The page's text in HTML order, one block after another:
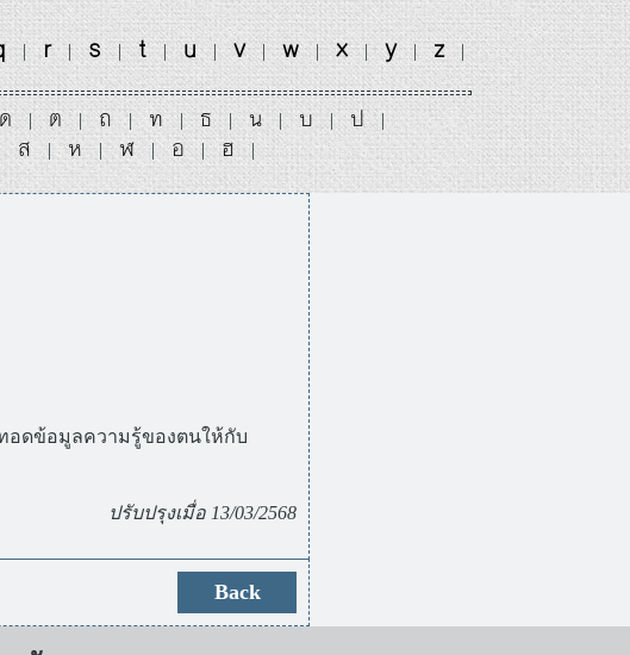
| r | s | t | u | v | w | x | y | z |
ด | ต | ถ | ท | ธ | น | บ | ป |
ส | ห | ฬ | อ | ฮ |
อดข้อมูลความรู้ของตนให้กับ
ปรับปรุงเมื่อ 13/03/2568